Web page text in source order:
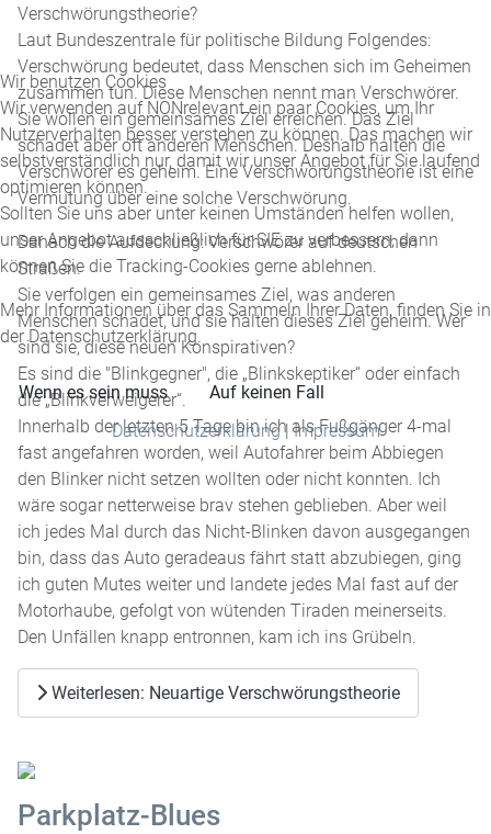
Verschwörungstheorie?
Laut Bundeszentrale für politische Bildung Folgendes:
Verschwörung bedeutet, dass Menschen sich im Geheimen
zusammen tun. Diese Menschen nennt man Verschwörer.
Sie wollen ein gemeinsames Ziel erreichen. Das Ziel
schadet aber oft anderen Menschen. Deshalb halten die
Verschwörer es geheim. Eine Verschwörungstheorie ist eine
Vermutung über eine solche Verschwörung.
Danach die Aufdeckung: Verschwörer auf deutschen
Straßen.
Sie verfolgen ein gemeinsames Ziel, was anderen
Menschen schadet, und sie halten dieses Ziel geheim. Wer
sind sie, diese neuen Konspirativen?
Es sind die "Blinkgegner", die „Blinkskeptiker“ oder einfach
die „Blinkverweigerer“.
Innerhalb der letzten 5 Tage bin ich als Fußgänger 4-mal
fast angefahren worden, weil Autofahrer beim Abbiegen
den Blinker nicht setzen wollten oder nicht konnten. Ich
wäre sogar netterweise brav stehen geblieben. Aber weil
ich jedes Mal durch das Nicht-Blinken davon ausgegangen
bin, dass das Auto geradeaus fährt statt abzubiegen, ging
ich guten Mutes weiter und landete jedes Mal fast auf der
Motorhaube, gefolgt von wütenden Tiraden meinerseits.
Den Unfällen knapp entronnen, kam ich ins Grübeln.
Weiterlesen: Neuartige Verschwörungstheorie
Parkplatz-Blues
Wir benutzen Cookies
Wir verwenden auf NONrelevant ein paar Cookies, um Ihr
Nutzerverhalten besser verstehen zu können. Das machen wir
selbstverständlich nur, damit wir unser Angebot für Sie laufend
optimieren können.
Sollten Sie uns aber unter keinen Umständen helfen wollen,
unser Angebot ausschließlich für SIE zu verbessern, dann
können Sie die Tracking-Cookies gerne ablehnen.
Mehr Informationen über das Sammeln Ihrer Daten, finden Sie in
der Datenschutzerklärung.
Wenn es sein muss
Auf keinen Fall
Datenschutzerklärung|Impressum